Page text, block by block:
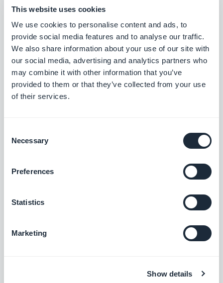
This website uses cookies
We use cookies to personalise content and ads, to
provide social media features and to analyse our traffic.
We also share information about your use of our site with
our social media, advertising and analytics partners who
may combine it with other information that you’ve
provided to them or that they’ve collected from your use
of their services.
Selection
Necessary
Preferences
Statistics
Marketing
Show details
AMA
Mathieu Poli, Vrijdag 26 Juni 2026
GoodBarber Custom Code
testen met een ingelogde
gebruiker
Verticale AI-agents voor uw
10 apps, 1 agent, 20 minuten
GoodBarber-apps beheren
Content publiceren met AI: